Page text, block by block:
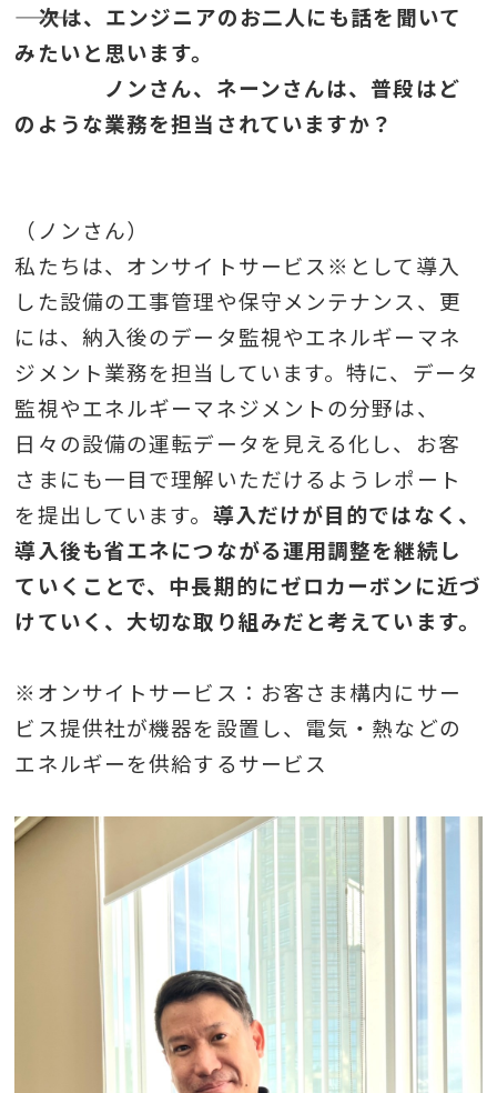
――― 次は、エンジニアのお二人にも話を聞いて
みたいと思います。
ノンさん、ネーンさんは、普段はど
のような業務を担当されていますか？
（ノンさん）
私たちは、オンサイトサービス※として導入
した設備の工事管理や保守メンテナンス、更
には、納入後のデータ監視やエネルギーマネ
ジメント業務を担当しています。特に、データ
監視やエネルギーマネジメントの分野は、
日々の設備の運転データを見える化し、お客
さまにも一目で理解いただけるようレポート
を提出しています。 導入だけが目的ではなく、
導入後も省エネにつながる運用調整を継続し
ていくことで、中長期的にゼロカーボンに近づ
けていく、大切な取り組みだと考えています。
※オンサイトサービス：お客さま構内にサー
ビス提供社が機器を設置し、電気・熱などの
エネルギーを供給するサービス